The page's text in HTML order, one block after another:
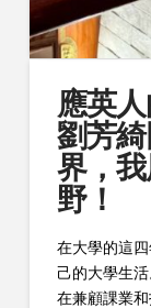
應英
劉芳
界，
野！
在大學的這
己的大學生
在兼顧課業